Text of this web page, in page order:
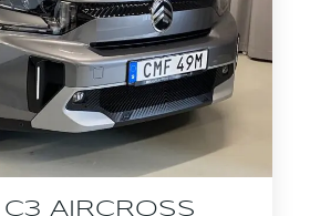
AIRCROSS